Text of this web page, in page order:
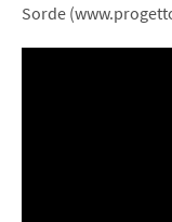
Sorde (